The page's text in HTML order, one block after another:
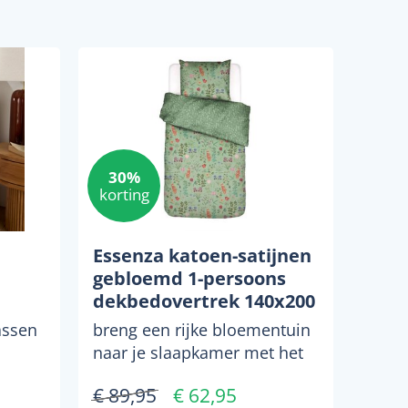
30%
korting
Essenza katoen-satijnen
gebloemd 1-persoons
dekbedovertrek 140x200
cm - rustig groen
breng een rijke bloementuin
naar je slaapkamer met het
dekbedovertrek marigo...
€ 89,95 € 62,95